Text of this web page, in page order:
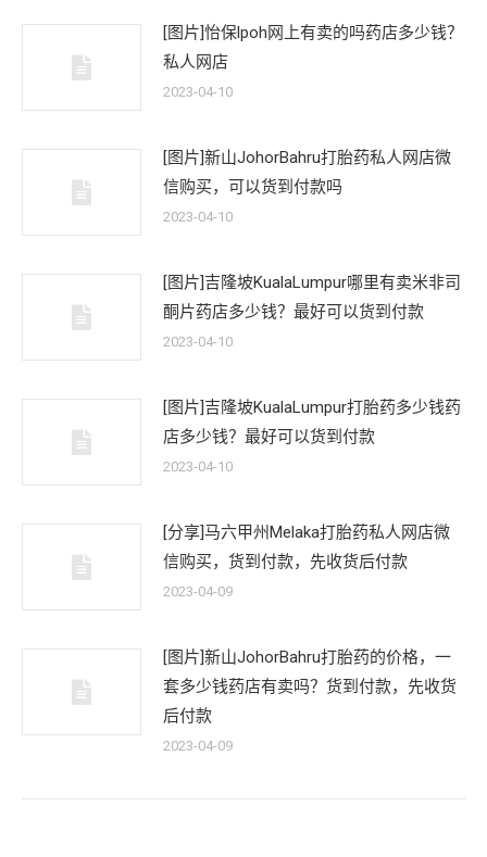
[图片]怡保lpoh网上有卖的吗药店多少钱？
私人网店
2023-04-10
[图片]新山JohorBahru打胎药私人网店微
信购买，可以货到付款吗
2023-04-10
[图片]吉隆坡KualaLumpur哪里有卖米非司
酮片药店多少钱？最好可以货到付款
2023-04-10
[图片]吉隆坡KualaLumpur打胎药多少钱药
店多少钱？最好可以货到付款
2023-04-10
[分享]马六甲州Melaka打胎药私人网店微
信购买，货到付款，先收货后付款
2023-04-09
[图片]新山JohorBahru打胎药的价格，一
套多少钱药店有卖吗？货到付款，先收货
后付款
2023-04-09